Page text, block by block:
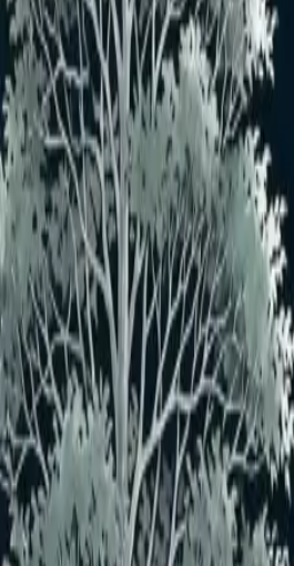
2026年2月から利用
0フォロー中0フォロワーいいね0投稿
投稿 コメント
まだ投稿がありません
おすすめユーザー
おすすめユーザーはいません
もっと見る